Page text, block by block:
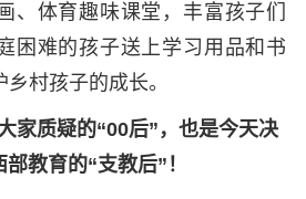
、体育趣味课堂，丰富孩子们
困难的孩子送上学习用品和书
村孩子的成长。
家质疑的“00后”， 也是今天决
教育的“支教后”！